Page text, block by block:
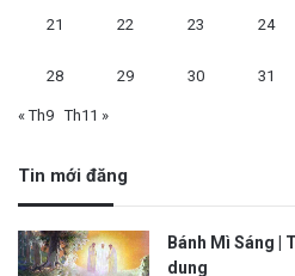
21 22 23 24
28 29 30 31
« Th9 Th11 »
Tin mới đăng
Bánh Mì Sáng |
dung